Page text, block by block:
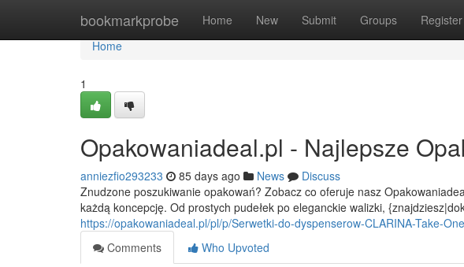
bookmarkprobe Home New Submit Groups Register
Home
Home
1
Opakowaniadeal.pl - Najlepsze
anniezfio293233 85 days ago News
Discuss
Znudzone poszukiwanie opakowań? Zobacz co oferuje nasz
każdą koncepcję. Od prostych pudełek po eleganckie walizki,
https://opakowaniadeal.pl/pl/p/Serwetki-do-dyspenserow-CLARINA-Take-
Comments
Who Upvoted